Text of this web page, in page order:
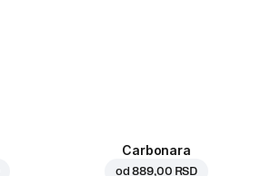
Carbonara
od889,00 RSD